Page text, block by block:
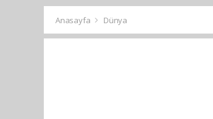
Anasayfa Dünya